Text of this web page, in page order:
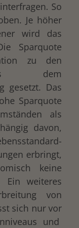
So
Je höher
wird das
Sparquote
zu den
dem
gesetzt. Das
Sparquote
als
davon,
erbringt,
keine
Ein weiteres
von
sich nur vor
und